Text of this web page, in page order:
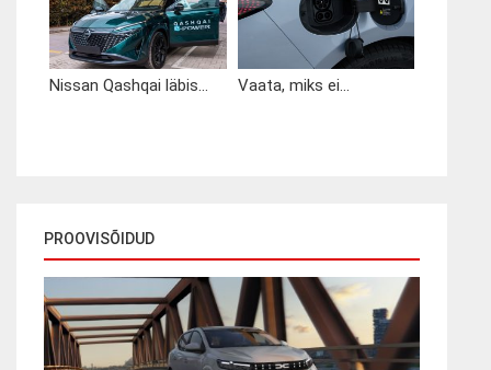
Nissan Qashqai läbis... Vaata, miks ei...
PROOVISÕIDUD